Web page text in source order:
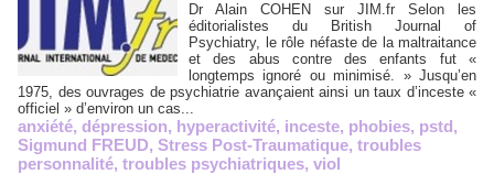
Dr Alain COHEN sur JIM.fr Selon les
éditorialistes du British Journal of
Psychiatry, le rôle néfaste de la maltraitance
et des abus contre des enfants fut «
longtemps ignoré ou minimisé. » Jusqu’en
1975, des ouvrages de psychiatrie avançaient ainsi un taux d’inceste «
officiel » d’environ un cas...
anxiété, dépression, hyperactivité, inceste, phobies, pstd,
Sigmund FREUD, Stress Post-Traumatique, troubles
personnalité, troubles psychiatriques, viol